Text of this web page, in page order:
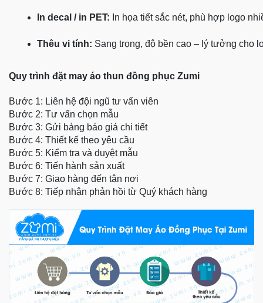
In decal / in PET: In họa tiết sắc nét, phù hợp logo
Thêu vi tính: Sang trọng, độ bền cao – lý tưởng cho
Quy trình đặt may áo thun đồng phục Zumi
Bước 1: Liên hệ đội ngũ tư vấn viên
Bước 2: Tư vấn chọn mẫu
Bước 3: Gửi bảng báo giá chi tiết
Bước 4: Thiết kế theo yêu cầu
Bước 5: Kiểm tra và duyệt mẫu
Bước 6: Tiến hành sản xuất
Bước 7: Giao hàng đến tận nơi
Bước 8: Tiếp nhận phản hồi từ Quý khách hàng